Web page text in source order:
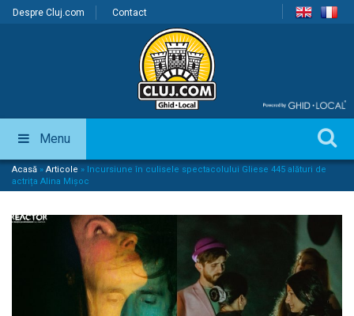
Despre Cluj.com Contact
Menu
Acasă » Articole » Incursiune în culisele spectacolului Gliese 445 alături de
actrița Alina Mișoc